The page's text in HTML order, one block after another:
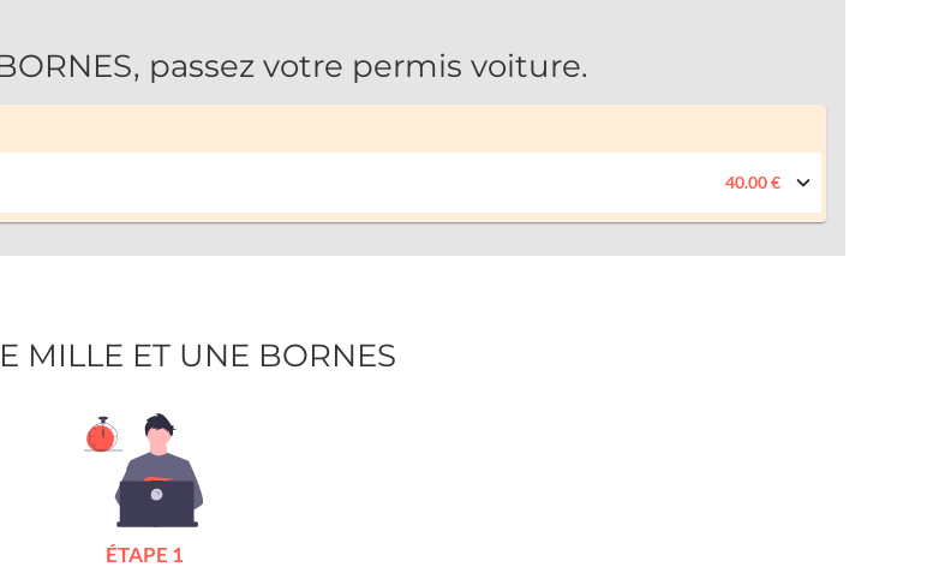
passez votre permis voiture.
40.00 €
MILLE ET UNE BORNES
ÉTAPE 1